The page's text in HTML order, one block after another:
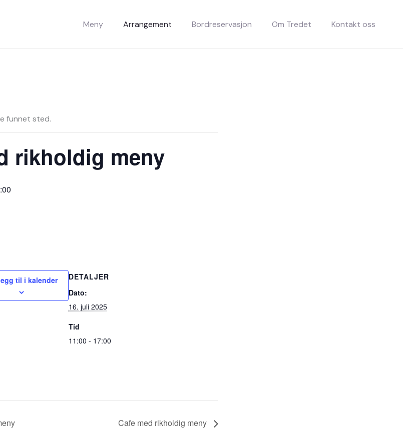
Meny Arrangement Bordreservasjon Om Tredet Kontakt oss
funnet sted.
rikholdig meny
til i kalender
DETALJER
Dato:
16. juli 2025
Tid
11:00 - 17:00
Cafe med rikholdig meny